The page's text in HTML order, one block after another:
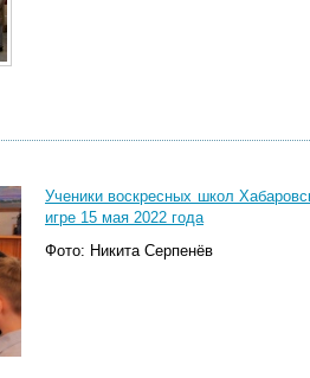
Ученики воскресных школ
игре 15 мая 2022 года
Фото: Никита Серпенёв